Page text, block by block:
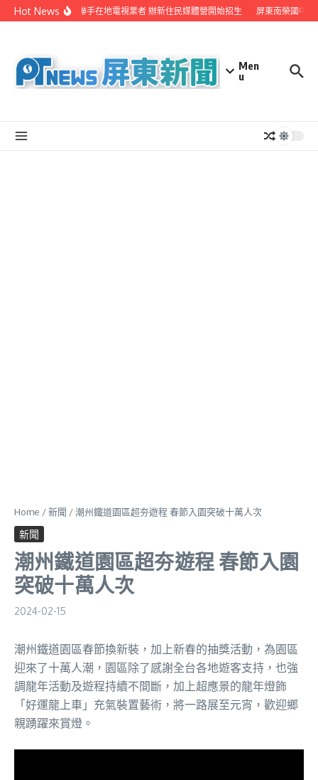
Skip to content
Hot News屏縣府聯手在地電視業者 辦新住民媒體營開始招生 屏東南榮國中
Men
u
Home /新聞 /潮州鐵道園區超夯遊程 春節入園突破十萬人次
新聞
潮州鐵道園區超夯遊程 春節入園
突破十萬人次
2024-02-15
潮州鐵道園區春節換新裝，加上新春的抽獎活動，為園區
迎來了十萬人潮，園區除了感謝全台各地遊客支持，也強
調龍年活動及遊程持續不間斷，加上超應景的龍年燈飾
「好運龍上車」充氣裝置藝術，將一路展至元宵，歡迎鄉
親踴躍來賞燈。